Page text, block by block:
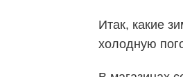
Итак, какие
холодную